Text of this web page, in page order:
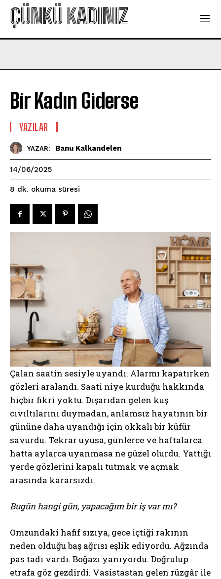
ÇÜNKÜ KADINIZ
-
Bir Kadın Giderse
YAZILAR
YAZAR: Banu Kalkandelen
14/06/2025
8 dk. okuma süresi
Çalan saatin sesiyle uyandı. Alarmı kapatırken
gözleri aralandı. Saati niye kurduğu hakkında
hiçbir fikri yoktu. Dışarıdan gelen kuş
cıvıltılarını duymadan, anlamsız hayatının bir
gününe daha uyandığı için okkalı bir küfür
savurdu. Tekrar uyusa, günlerce ve haftalarca
hatta aylarca uyanmasa ne güzel olurdu. Yattığı
yerde gözlerini kapalı tutmak ve açmak
arasında kararsızdı.
Bugün hangi gün, yapacağım bir iş var mı?
Omzundaki hafif sızıya, gece içtiği rakının
neden olduğu baş ağrısı eşlik ediyordu. Ağzında
pas tadı vardı. Boğazı yanıyordu. Doğrulup
etrafa göz gezdirdi. Vasistastan gelen rüzgâr ile